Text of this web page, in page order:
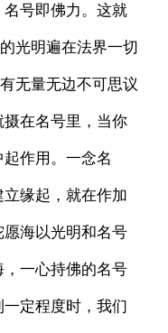
号即佛力。这就
光明遍在法界一切
无量无边不可思议
在名号里，当你
作用。一念名
缘起，就在作加
海以光明和名号
一心持佛的名号
定程度时，我们